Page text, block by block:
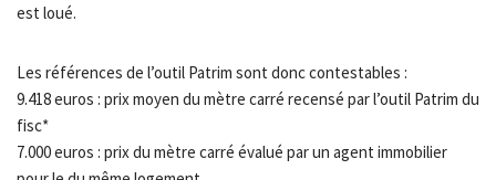
est loué.
Les références de l’outil Patrim sont donc contestables :
9.418 euros : prix moyen du mètre carré recensé par l’outil Patrim du
fisc*
7.000 euros : prix du mètre carré évalué par un agent immobilier